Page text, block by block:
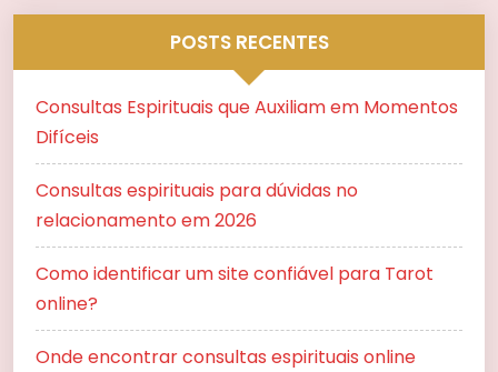
POSTS RECENTES
Consultas Espirituais que Auxiliam em Momentos
Difíceis
Consultas espirituais para dúvidas no
relacionamento em 2026
Como identificar um site confiável para Tarot
online?
Onde encontrar consultas espirituais online